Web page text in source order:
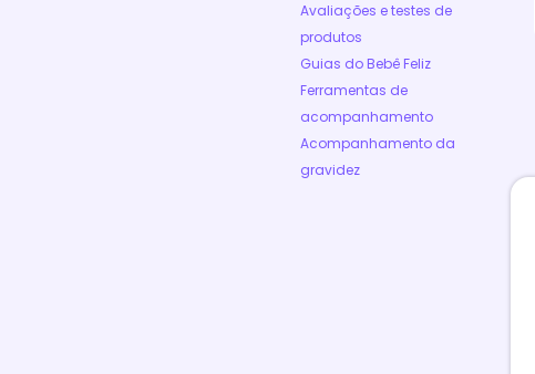
Avaliações e testes de
produtos
Guias do Bebê Feliz
Ferramentas de
acompanhamento
Acompanhamento da
gravidez